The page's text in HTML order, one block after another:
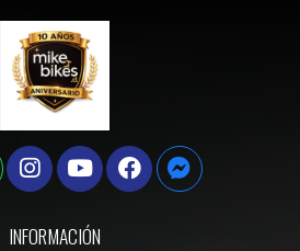
INFORMACIÓN